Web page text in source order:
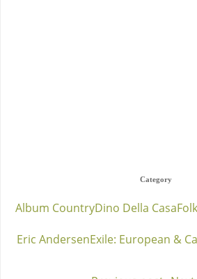
Category
Album CountryDino Della CasaFolk
Eric AndersenExile: European &